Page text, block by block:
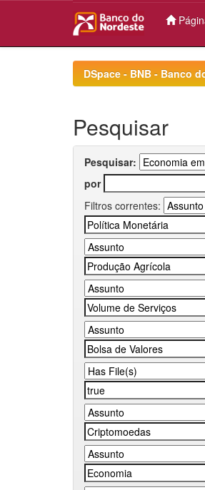
DSpace - BNB - Banco
Pesquisar
Pesquisar:
por
Filtros correntes: